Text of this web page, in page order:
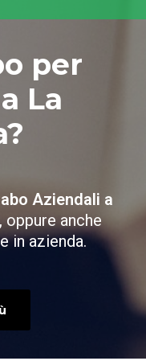
per
La
Aziendali a
oppure anche
in azienda.